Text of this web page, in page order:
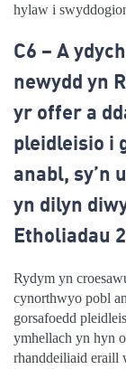
hylaw i
C6 – A
newydd yn
yr offer a
pleidleisio i
anabl, sy’n
yn dilyn
Etholiadau
Rydym yn
cynorthwyo pobl
gorsafoedd
ymhellach yn hyn
rhanddeiliaid eraill